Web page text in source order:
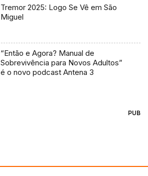
Tremor 2025: Logo Se Vê em São
Miguel
“Então e Agora? Manual de
Sobrevivência para Novos Adultos”
é o novo podcast Antena 3
PUB